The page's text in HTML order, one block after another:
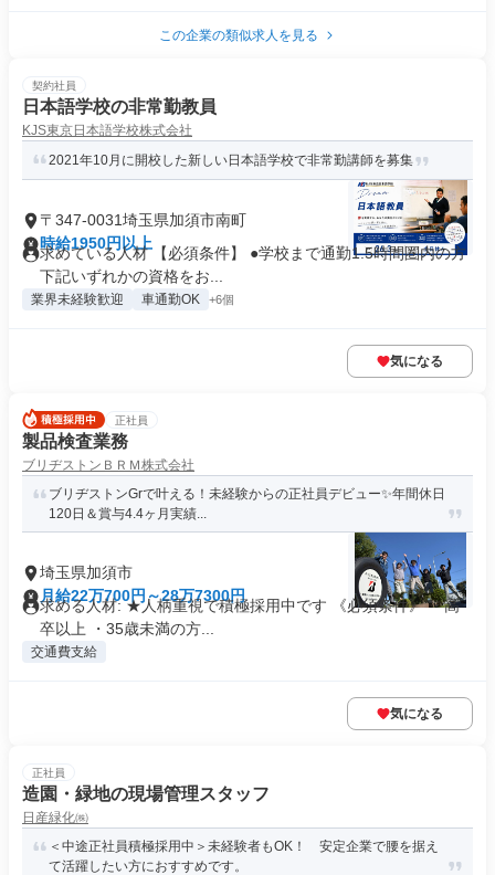
この企業の類似求人を見る
契約社員
日本語学校の非常勤教員
KJS東京日本語学校株式会社
2021年10月に開校した新しい日本語学校で非常勤講師を募集
〒347-0031埼玉県加須市南町
時給1950円以上
求めている人材 【必須条件】 ●学校まで通勤1.5時間圏内の方
下記いずれかの資格をお...
業界未経験歓迎 車通勤OK +6個
気になる
正社員
製品検査業務
ブリヂストンＢＲＭ株式会社
ブリヂストンGrで叶える！未経験からの正社員デビュー✨年間休日
120日＆賞与4.4ヶ月実績...
埼玉県加須市
月給22万700円～28万7300円
求める人材: ★人柄重視で積極採用中です 《必須条件》 ・高
卒以上 ・35歳未満の方...
交通費支給
気になる
正社員
造園・緑地の現場管理スタッフ
日産緑化㈱
＜中途正社員積極採用中＞未経験者もOK！ 安定企業で腰を据え
て活躍したい方におすすめです。